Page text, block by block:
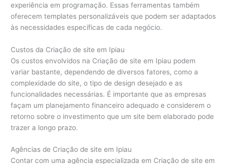
experiência em programação. Essas ferramentas também
oferecem templates personalizáveis que podem ser adaptados
às necessidades específicas de cada negócio.
Custos da Criação de site em Ipiau
Os custos envolvidos na Criação de site em Ipiau podem
variar bastante, dependendo de diversos fatores, como a
complexidade do site, o tipo de design desejado e as
funcionalidades necessárias. É importante que as empresas
façam um planejamento financeiro adequado e considerem o
retorno sobre o investimento que um site bem elaborado pode
trazer a longo prazo.
Agências de Criação de site em Ipiau
Contar com uma agência especializada em Criação de site em